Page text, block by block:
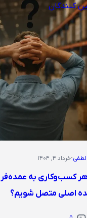
کنندگان
·خرداد ۴, ۱۴۰۴
کسب‌وکاری به
اصلی متصل شویم؟